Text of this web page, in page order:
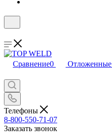
Сравнение0 Отложенные
Телефоны
8-800-550-71-07
Заказать звонок